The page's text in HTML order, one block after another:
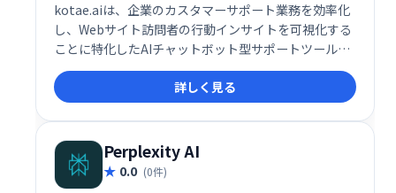
kotae.aiは、企業のカスタマーサポート業務を効率化
し、Webサイト訪問者の行動インサイトを可視化する
ことに特化したAIチャットボット型サポートツールで
す。特に中小企業（SMEs）にとって、問い合わせ対応
の自動化とユーザーのニーズ分析を同時に実現できる
点が高く評価されています。
詳しく見る
Perplexity AI
0.0 (0件)